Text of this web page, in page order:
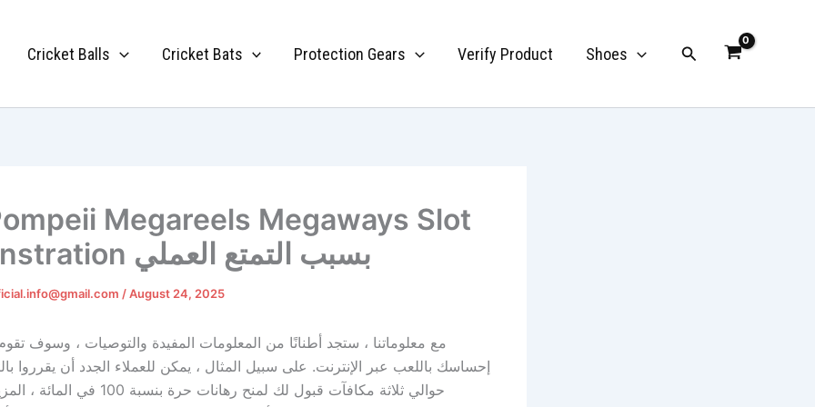
Cricket Balls Cricket Bats Protection Gears Verify Product Shoes Search
Demonstration بسبب التمتع العملي
/August 24, 2025
مع معلوماتنا ، ستجد أطنانًا من المعلومات المفيدة والتوصيات ، وسوف تقوم
إحساسك باللعب عبر الإنترنت. على سبيل المثال ، يمكن للعملاء الجدد أن يقرروا
حوالي ثلاثة مكافآت قبول لك لمنح رهانات